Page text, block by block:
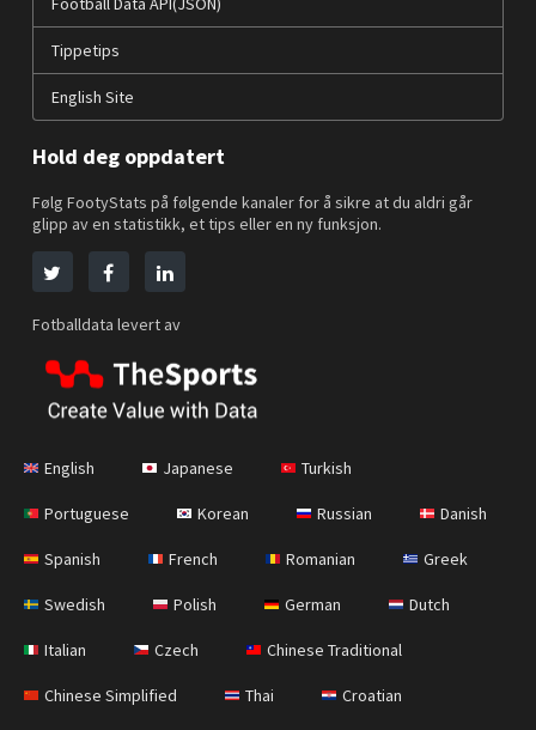
Tippetips
English Site
Hold deg oppdatert
Følg FootyStats på følgende kanaler for å sikre at du aldri går
glipp av en statistikk, et tips eller en ny funksjon.
Fotballdata levert av
English Japanese Turkish
Portuguese Korean Russian Danish
Spanish French Romanian Greek
Swedish Polish German Dutch
Italian Czech Chinese Traditional
Chinese Simplified Thai Croatian